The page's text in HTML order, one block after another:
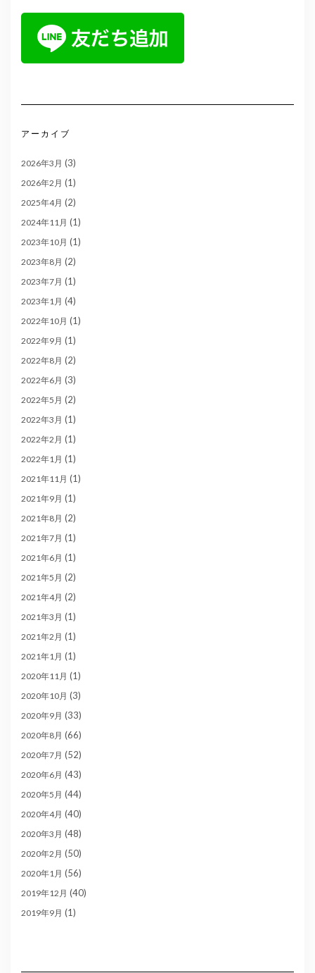
アーカイブ
2026年3月 (3)
2026年2月 (1)
2025年4月 (2)
2024年11月 (1)
2023年10月 (1)
2023年8月 (2)
2023年7月 (1)
2023年1月 (4)
2022年10月 (1)
2022年9月 (1)
2022年8月 (2)
2022年6月 (3)
2022年5月 (2)
2022年3月 (1)
2022年2月 (1)
2022年1月 (1)
2021年11月 (1)
2021年9月 (1)
2021年8月 (2)
2021年7月 (1)
2021年6月 (1)
2021年5月 (2)
2021年4月 (2)
2021年3月 (1)
2021年2月 (1)
2021年1月 (1)
2020年11月 (1)
2020年10月 (3)
2020年9月 (33)
2020年8月 (66)
2020年7月 (52)
2020年6月 (43)
2020年5月 (44)
2020年4月 (40)
2020年3月 (48)
2020年2月 (50)
2020年1月 (56)
2019年12月 (40)
2019年9月 (1)